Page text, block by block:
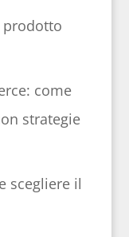
prodotto
come
strategie
scegliere il